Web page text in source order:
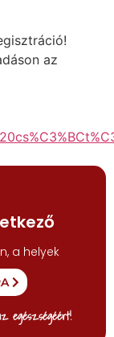
az
egészségéért!
a helyek